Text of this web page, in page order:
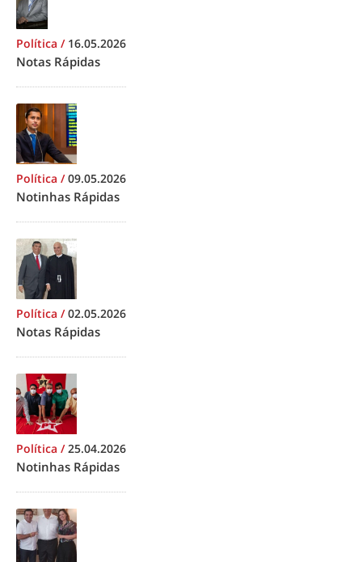
Política / 16.05.2026
Notas Rápidas
Política /09.05.2026
Notinhas Rápidas
Política /02.05.2026
Notas Rápidas
Política /25.04.2026
Notinhas Rápidas